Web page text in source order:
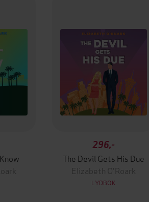
296,-
The Devil Gets His Due
Elizabeth O'Roark
LYDBOK